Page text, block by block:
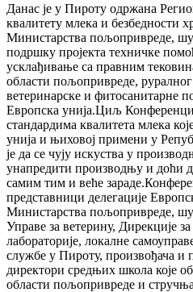
Данас је у Пироту одржана
квалитету млека и безбедности
Министарства пољопривреде,
подршку пројекта техничке
усклађивање са правним
области пољопривреде, руралног
ветеринарске и фитосанитарне
Европска унија.Циљ
стандардима квалитета млека
унија и њиховој примени у
је да се чују искуства у
унапредити производњу и доћи
самим тим и веће
представници делегације
Министарства пољопривреде,
Управе за ветерину, Дирекције
лабораторије, локалне
службе у Пироту, произвођача и
директори средњих школа које
области пољопривреде и